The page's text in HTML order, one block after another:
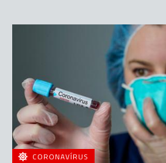
CORONAVÍRUS